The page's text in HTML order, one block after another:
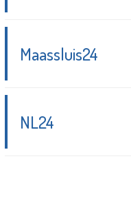
Maassluis24
NL24